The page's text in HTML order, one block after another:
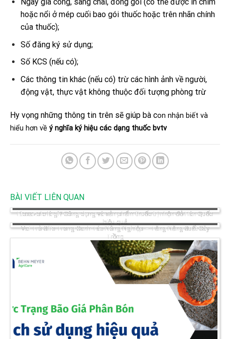
hoặc nổi ở mép cuối bao gói thuốc hoặc trên nhãn chính
của thuốc);
Số đăng ký sử dụng;
Số KCS (nếu có);
Các thông tin khác (nếu có) trừ các hình ảnh về người,
động vật, thực vật không thuộc đối tượng phòng trừ
Hy vọng những thông tin trên sẽ giúp bà con nhận biết và
hiểu hơn về ý nghĩa ký hiệu các dạng thuốc bvtv
BÀI VIẾT LIÊN QUAN
Etoxazole là gì? Công dụng và sản phẩm thuốc trị nhện đỏ Hàn Quốc
hiệu quả
Vai Trò Silic Trong Canh Tác Nông Nghiệp – Tăng Năng Suất Cây
Trồng